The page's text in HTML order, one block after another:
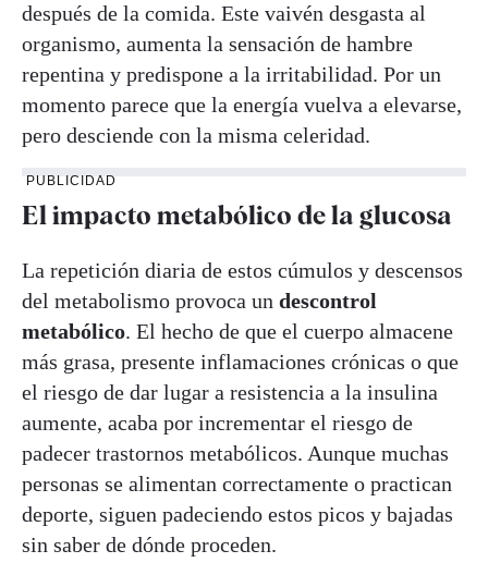
después de la comida. Este vaivén desgasta al
organismo, aumenta la sensación de hambre
repentina y predispone a la irritabilidad. Por un
momento parece que la energía vuelva a elevarse,
pero desciende con la misma celeridad.
PUBLICIDAD
El impacto metabólico de la glucosa
La repetición diaria de estos cúmulos y descensos
del metabolismo provoca un descontrol
metabólico. El hecho de que el cuerpo almacene
más grasa, presente inflamaciones crónicas o que
el riesgo de dar lugar a resistencia a la insulina
aumente, acaba por incrementar el riesgo de
padecer trastornos metabólicos. Aunque muchas
personas se alimentan correctamente o practican
deporte, siguen padeciendo estos picos y bajadas
sin saber de dónde proceden.